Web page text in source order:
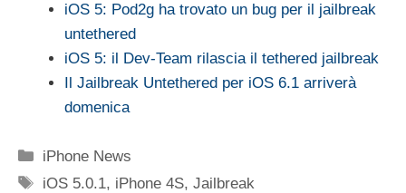
iOS 5: Pod2g ha trovato un bug per il jailbreak
untethered
iOS 5: il Dev-Team rilascia il tethered jailbreak
Il Jailbreak Untethered per iOS 6.1 arriverà
domenica
Categorie
iPhone News
Tag
iOS 5.0.1, iPhone 4S,Jailbreak